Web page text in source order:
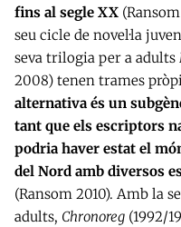
fins al segle XX
seu cicle de novel·la
seva trilogia per a adults
2008) tenen trames
alternativa és un
tant que els escriptors
podria haver estat el
del Nord amb diversos
(Ransom 2010). Amb la
adults, Chronoreg (1992/